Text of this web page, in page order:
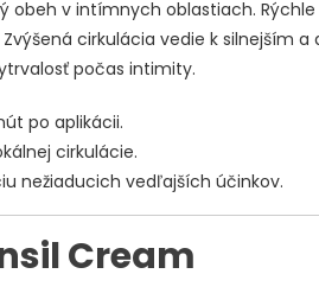
obeh v intímnych oblastiach.
cirkulácia vedie k silnejším
počas intimity.
po aplikácii.
cirkulácie.
nežiaducich vedľajších účinkov.
Cream